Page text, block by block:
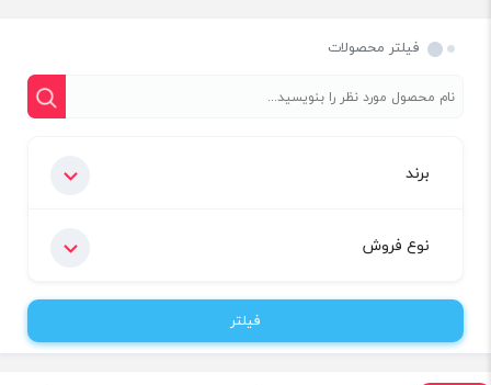
فیلتر محصولات
برند
نوع فروش
فیلتر